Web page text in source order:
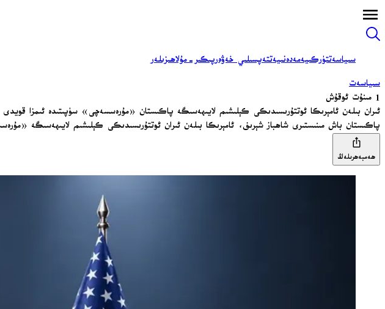
سىياسەتتۈركىيەمەدەنىيەتتەپسىلىي خەۋەرپىكىر-مۇلاھىزىلەر
سىياسەت
1 مىنۇت ئوقۇش
ئىران بىلەن ئامېرىكا ئوتتۇرىسىدىكى كېلىشىم لايىھەسىگە پاكىستان «مۇرەسسەچى» سۈپىتىدە ئىمزا قويدى
پاكىستان باش مىنىستىرى شاھباز شېرىف، ئامېرىكا بىلەن ئىران ئوتتۇرىسىدىكى كېلىشىم لايىھەسىگە
ھەمبەھرىلەڭ